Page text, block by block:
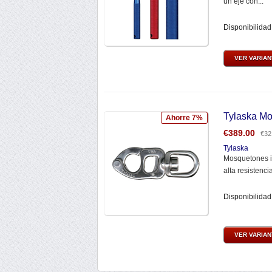
VER
Ahorre 7% Tylaska
€389.00 €
Tylaska
Mosquetones
alta
VER